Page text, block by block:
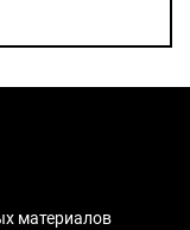
материалов